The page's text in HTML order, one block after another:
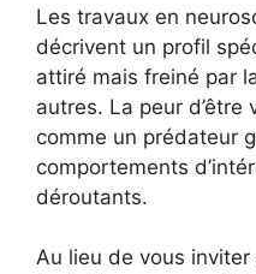
Les travaux en
décrivent un profil
attiré mais freiné par
autres. La peur d’être
comme un prédateur
comportements
déroutants.
Au lieu de vous